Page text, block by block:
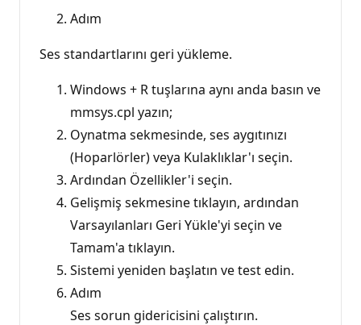
Adım
Ses standartlarını geri yükleme.
Windows + R tuşlarına aynı anda basın ve
mmsys.cpl yazın;
Oynatma sekmesinde, ses aygıtınızı
(Hoparlörler) veya Kulaklıklar'ı seçin.
Ardından Özellikler'i seçin.
Gelişmiş sekmesine tıklayın, ardından
Varsayılanları Geri Yükle'yi seçin ve
Tamam'a tıklayın.
Sistemi yeniden başlatın ve test edin.
Adım
Ses sorun gidericisini çalıştırın.